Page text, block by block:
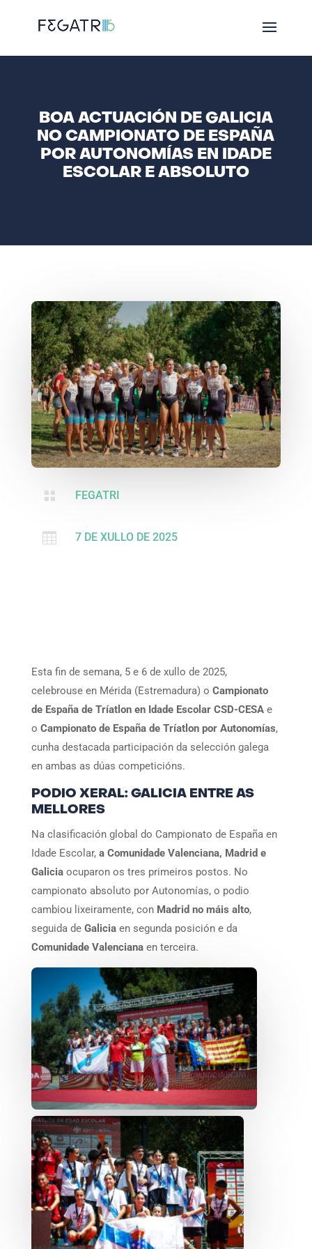
BOA ACTUACIÓN DE GALICIA
NO CAMPIONATO DE ESPAÑA
POR AUTONOMÍAS EN IDADE
ESCOLAR E ABSOLUTO
 FEGATRI
 7 DE XULLO DE 2025
Esta fin de semana, 5 e 6 de xullo de 2025,
celebrouse en Mérida (Estremadura) o Campionato
de España de Tríatlon en Idade Escolar CSD-CESAe
o Campionato de España de Tríatlon por Autonomías,
cunha destacada participación da selección galega
en ambas as dúas competicións.
PODIO XERAL: GALICIA ENTRE AS
MELLORES
Na clasificación global do Campionato de España en
Idade Escolar, a Comunidade Valenciana, Madrid e
Galiciaocuparon os tres primeiros postos. No
campionato absoluto por Autonomías, o podio
cambiou lixeiramente, con Madrid no máis alto,
seguida de Galiciaen segunda posición e da
Comunidade Valencianaen terceira.